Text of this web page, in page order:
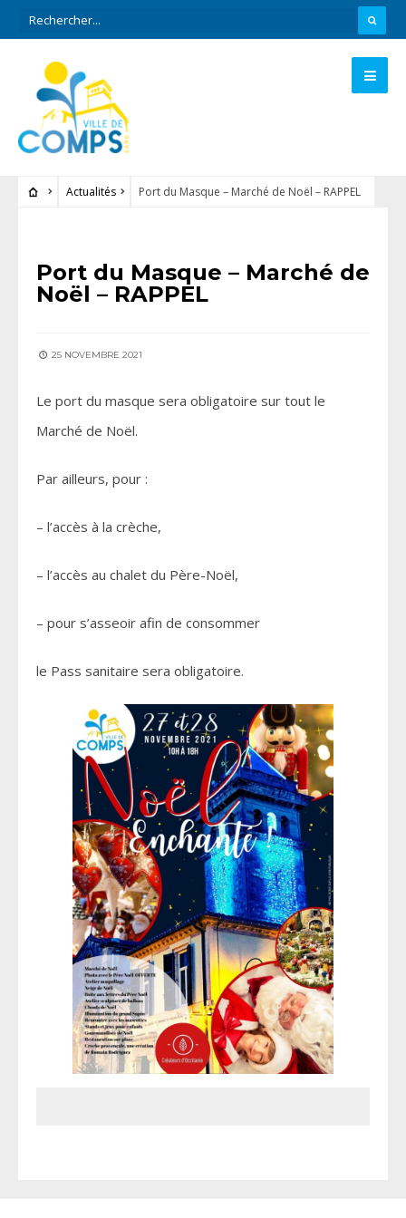
Actualités Port du Masque – Marché de Noël – RAPPEL
Port du Masque – Marché de
Noël – RAPPEL
25 NOVEMBRE 2021
Le port du masque sera obligatoire sur tout le
Marché de Noël.
Par ailleurs, pour :
– l’accès à la crèche,
– l’accès au chalet du Père-Noël,
– pour s’asseoir afin de consommer
le Pass sanitaire sera obligatoire.